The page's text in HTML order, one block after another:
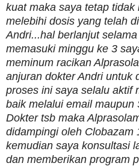
kuat maka saya tetap
melebihi dosis yang telah
Andri...hal berlanjut
memasuki minggu ke 3
meminum racikan
anjuran dokter Andri untuk
proses ini saya selalu aktif
baik melalui email maupun
Dokter tsb maka
didampingi oleh Clobazam
kemudian saya konsultasi
dan memberikan program